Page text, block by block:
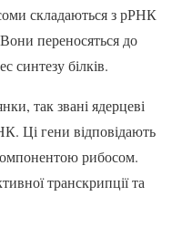
складаються з рРНК
переносяться до
синтезу білків.
так звані ядерцеві
Ці гени відповідають
рибосом.
транскрипції та